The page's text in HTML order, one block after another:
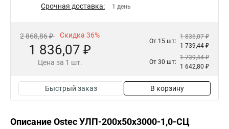
Срочная доставка: 1 день
2 868,86 ₽ Скидка 36%
1 836,07 ₽
Цена за 1 шт.
От 15 шт:
1 836,07 ₽
1 739,44 ₽
От 30 шт:
1 739,44 ₽
1 642,80 ₽
Быстрый заказ В корзину
Описание Ostec УЛП-200х50х3000-1,0-СЦ